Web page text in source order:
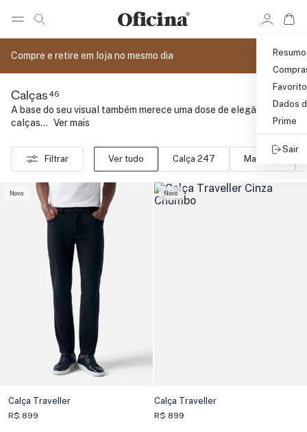
Ir para pagina de pesquisa
Resumo
Dados
Prime
Sair
Ir
Compre e retire em loja no mesmo dia
Calças 46
A base do seu visual também merece uma dose de elegância com
calças... Ver mais
Filtrar Ver tudo Calça 247 Maleável
Novo
Calça Traveller
R$ 899
Novo
Calça Traveller
R$ 899